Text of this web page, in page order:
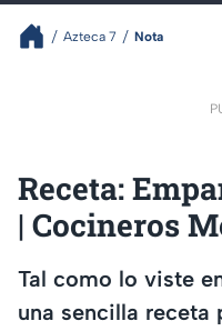
Azteca 7 Nota
Receta:
| Cocineros
Tal como lo viste
una sencilla receta